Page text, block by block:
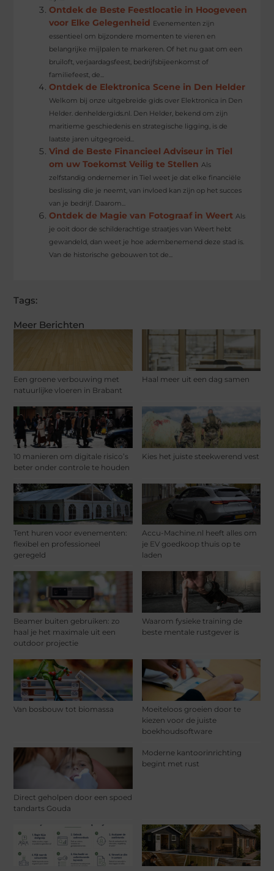
Meer Berichten
Een groene verbouwing met
natuurlijke vloeren in Brabant
Haal meer uit een dag samen
10 manieren om digitale risico’s
beter onder controle te houden
Kies het juiste steekwerend vest
Tent huren voor evenementen:
flexibel en professioneel
geregeld
Accu-Machine.nl heeft alles om
je EV goedkoop thuis op te
laden
Beamer buiten gebruiken: zo
haal je het maximale uit een
outdoor projectie
Waarom fysieke training de
beste mentale rustgever is
Van bosbouw tot biomassa
Moeiteloos groeien door te
kiezen voor de juiste
boekhoudsoftware
Direct geholpen door een spoed
tandarts Gouda
Moderne kantoorinrichting
begint met rust
Ontdek de Beste Feestlocatie in Hoogeveen
voor Elke Gelegenheid Evenementen zijn
essentieel om bijzondere momenten te vieren en
belangrijke mijlpalen te markeren. Of het nu gaat om een
bruiloft, verjaardagsfeest, bedrijfsbijeenkomst of
familiefeest, de...
Ontdek de Elektronica Scene in Den Helder
Welkom bij onze uitgebreide gids over Elektronica in Den
Helder. denheldergids.nl. Den Helder, bekend om zijn
maritieme geschiedenis en strategische ligging, is de
laatste jaren uitgegroeid...
Vind de Beste Financieel Adviseur in Tiel
om uw Toekomst Veilig te Stellen Als
zelfstandig ondernemer in Tiel weet je dat elke financiële
beslissing die je neemt, van invloed kan zijn op het succes
van je bedrijf. Daarom...
Ontdek de Magie van Fotograaf in Weert Als
je ooit door de schilderachtige straatjes van Weert hebt
gewandeld, dan weet je hoe adembenemend deze stad is.
Van de historische gebouwen tot de...
Tags: